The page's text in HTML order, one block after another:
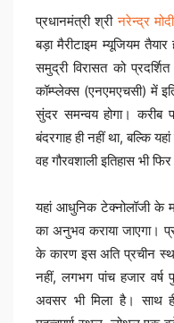
प्रधानमंत्री श्रीनरेन्द्र मोदी
बड़ा मैरीटाइम म्यूजियम
समुद्री विरासत को
कॉम्प्लेक्स (एनएमएचसी) में
सुंदर समन्वय होगा।
बंदरगाह ही नहीं था, बल्कि
वह गौरवशाली इतिहास भी
यहां आधुनिक टेक्नोलॉजी के
का अनुभव कराया जाएगा।
के कारण इस अति प्रचीन
नहीं, लगभग पांच हजार वर्ष
अवसर भी मिला है। साथ